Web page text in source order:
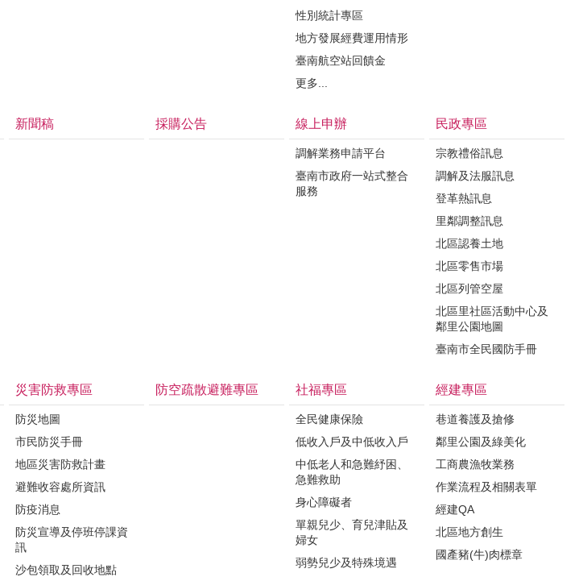
性別統計專區
地方發展經費運用情形
臺南航空站回饋金
更多...
新聞稿 採購公告 線上申辦
調解業務申請平台
臺南市政府一站式整合
服務
民政專區
宗教禮俗訊息
調解及法服訊息
登革熱訊息
里鄰調整訊息
北區認養土地
北區零售市場
北區列管空屋
北區里社區活動中心及
鄰里公園地圖
臺南市全民國防手冊
災害防救專區
防災地圖
市民防災手冊
地區災害防救計畫
避難收容處所資訊
防疫消息
防災宣導及停班停課資
訊
沙包領取及回收地點
防空疏散避難專區 社福專區
全民健康保險
低收入戶及中低收入戶
中低老人和急難紓困、
急難救助
身心障礙者
單親兒少、育兒津貼及
婦女
弱勢兒少及特殊境遇
經建專區
巷道養護及搶修
鄰里公園及綠美化
工商農漁牧業務
作業流程及相關表單
經建QA
北區地方創生
國產豬(牛)肉標章